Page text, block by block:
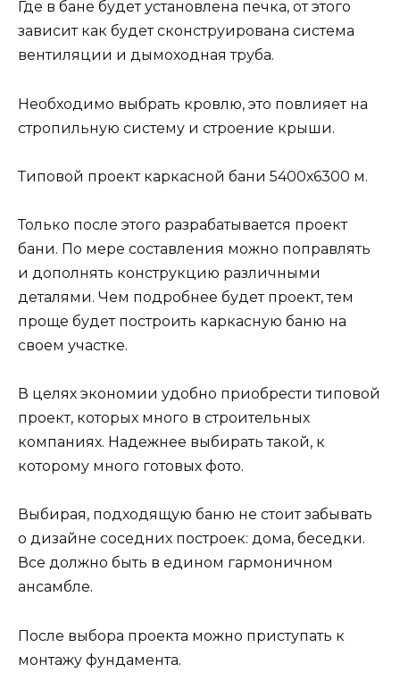
Где в бане будет установлена печка, от этого
зависит как будет сконструирована система
вентиляции и дымоходная труба.
Необходимо выбрать кровлю, это повлияет на
стропильную систему и строение крыши.
Типовой проект каркасной бани 5400х6300 м.
Только после этого разрабатывается проект
бани. По мере составления можно поправлять
и дополнять конструкцию различными
деталями. Чем подробнее будет проект, тем
проще будет построить каркасную баню на
своем участке.
В целях экономии удобно приобрести типовой
проект, которых много в строительных
компаниях. Надежнее выбирать такой, к
которому много готовых фото.
Выбирая, подходящую баню не стоит забывать
о дизайне соседних построек: дома, беседки.
Все должно быть в едином гармоничном
ансамбле.
После выбора проекта можно приступать к
монтажу фундамента.